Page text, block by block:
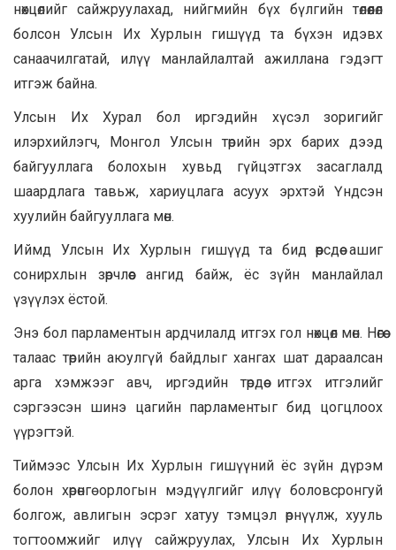
нөхцөлийг сайжруулахад, нийгмийн бүх бүлгийн төлөөлөл
болсон Улсын Их Хурлын гишүүд та бүхэн идэвх
санаачилгатай, илүү манлайлалтай ажиллана гэдэгт
итгэж байна.
Улсын Их Хурал бол иргэдийн хүсэл зоригийг
илэрхийлэгч, Монгол Улсын төрийн эрх барих дээд
байгууллага болохын хувьд гүйцэтгэх засаглалд
шаардлага тавьж, хариуцлага асуух эрхтэй Үндсэн
хуулийн байгууллага мөн.
Иймд Улсын Их Хурлын гишүүд та бид өөрсдөө ашиг
сонирхлын зөрчлөөс ангид байж, ёс зүйн манлайлал
үзүүлэх ёстой.
Энэ бол парламентын ардчилалд итгэх гол нөхцөл мөн. Нөгөө
талаас төрийн аюулгүй байдлыг хангах шат дараалсан
арга хэмжээг авч, иргэдийн төрдөө итгэх итгэлийг
сэргээсэн шинэ цагийн парламентыг бид цогцлоох
үүрэгтэй.
Тиймээс Улсын Их Хурлын гишүүний ёс зүйн дүрэм
болон хөрөнгө орлогын мэдүүлгийг илүү боловсронгуй
болгож, авлигын эсрэг хатуу тэмцэл өрнүүлж, хууль
тогтоомжийг илүү сайжруулах, Улсын Их Хурлын